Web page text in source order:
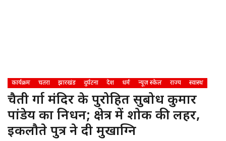
कार्यक्रम चतरा झारखंड दुर्घटना देश धर्म न्यूज़ स्केल राज्य स्वास्थ
चैती दुर्गा मंदिर के पुरोहित सुबोध कुमार
पांडेय का निधन; क्षेत्र में शोक की लहर,
इकलौते पुत्र ने दी मुखाग्नि